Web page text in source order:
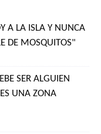
A LA ISLA Y NUNCA
DE MOSQUITOS"
SER ALGUIEN
UNA ZONA